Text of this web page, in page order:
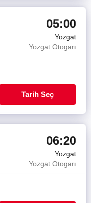
05:00
Yozgat
Yozgat Otogarı
Tarih Seç
06:20
Yozgat
Yozgat Otogarı